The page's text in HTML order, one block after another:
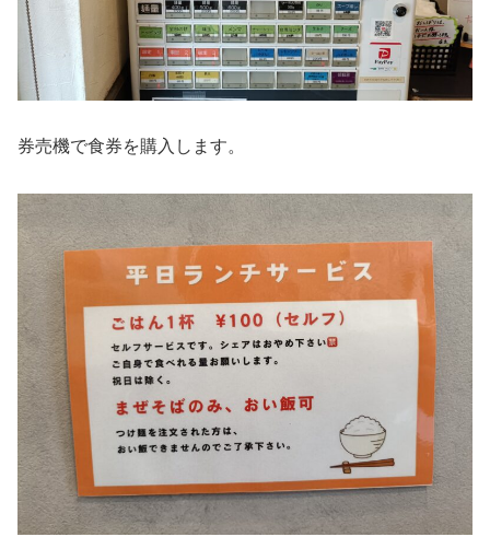
券売機で食券を購入します。